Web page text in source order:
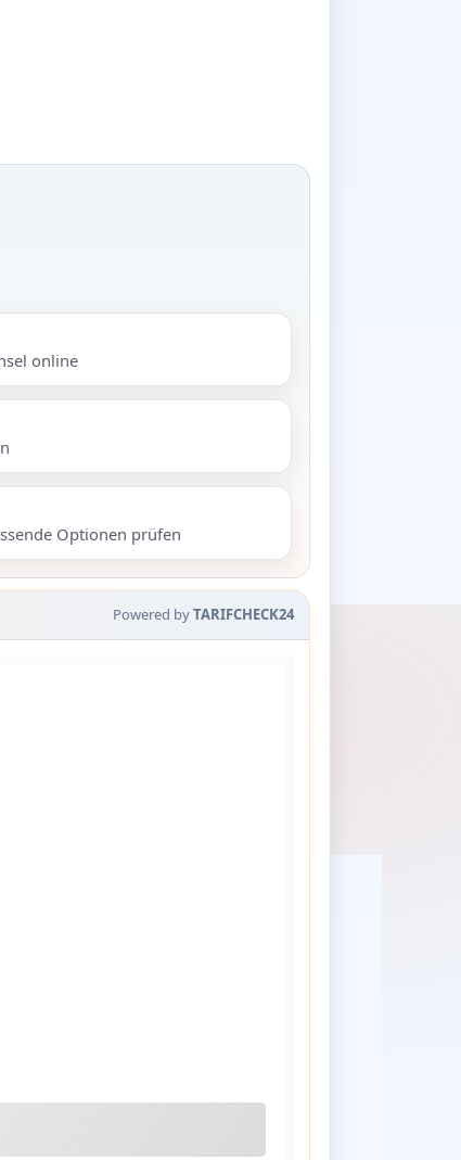
online
Optionen prüfen
Powered byTARIFCHECK24